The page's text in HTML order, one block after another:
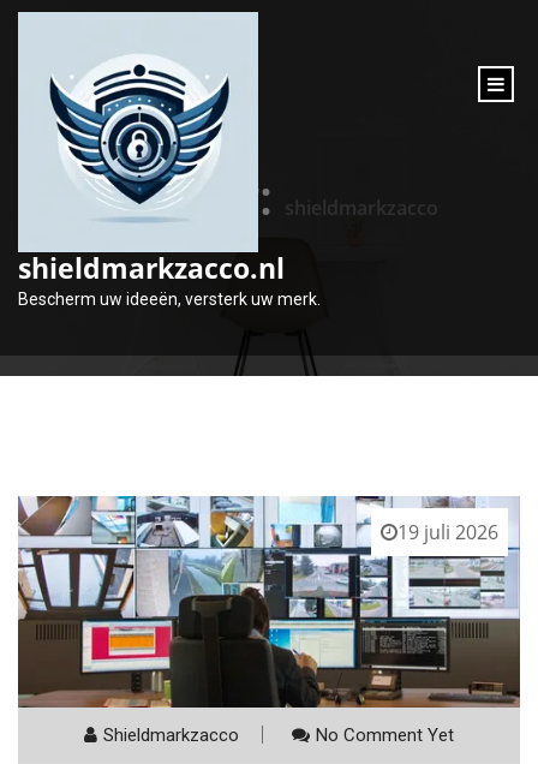
inhoud
shieldmarkzacco.nl
Bescherm uw ideeën, versterk uw merk.
Auteur: shieldmarkzacco
19 juli 2026
Shieldmarkzacco No Comment Yet